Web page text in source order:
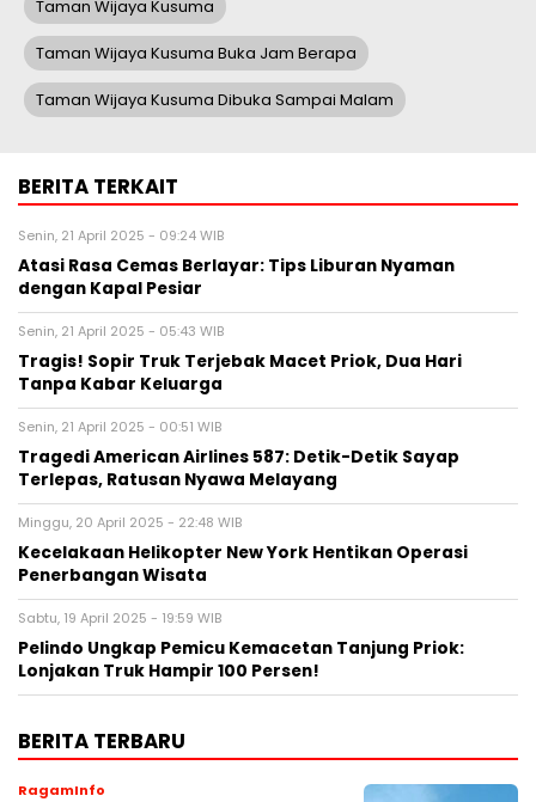
Taman Wijaya Kusuma
Taman Wijaya Kusuma Buka Jam Berapa
Taman Wijaya Kusuma Dibuka Sampai Malam
BERITA TERKAIT
Senin, 21 April 2025 - 09:24 WIB
Atasi Rasa Cemas Berlayar: Tips Liburan Nyaman
dengan Kapal Pesiar
Senin, 21 April 2025 - 05:43 WIB
Tragis! Sopir Truk Terjebak Macet Priok, Dua Hari
Tanpa Kabar Keluarga
Senin, 21 April 2025 - 00:51 WIB
Tragedi American Airlines 587: Detik-Detik Sayap
Terlepas, Ratusan Nyawa Melayang
Minggu, 20 April 2025 - 22:48 WIB
Kecelakaan Helikopter New York Hentikan Operasi
Penerbangan Wisata
Sabtu, 19 April 2025 - 19:59 WIB
Pelindo Ungkap Pemicu Kemacetan Tanjung Priok:
Lonjakan Truk Hampir 100 Persen!
BERITA TERBARU
RagamInfo